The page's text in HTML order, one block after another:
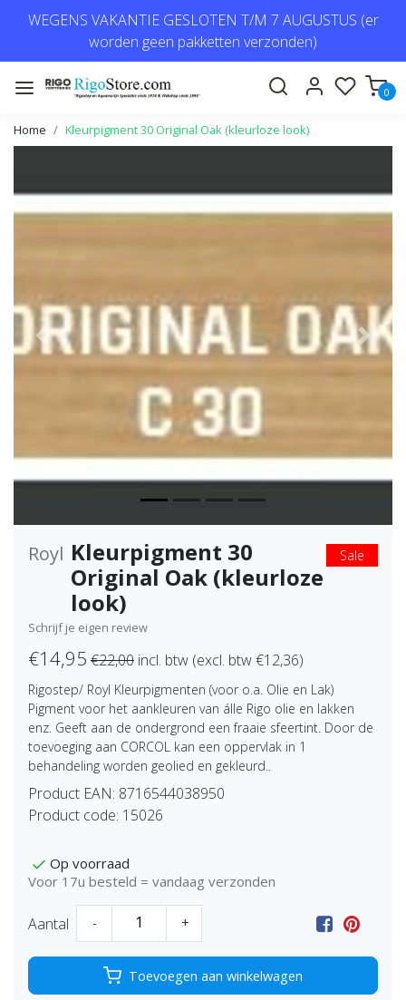
WEGENS VAKANTIE GESLOTEN T/M 7 AUGUSTUS (er
worden geen pakketten verzonden)
0
Home Kleurpigment 30 Original Oak (kleurloze look)
Vorige
Royl Kleurpigment 30
Original Oak (kleurloze
look)
Sale
Schrijf je eigen review
€14,95 €22,00 incl. btw (excl. btw €12,36)
Rigostep/ Royl Kleurpigmenten (voor o.a. Olie en Lak)
Pigment voor het aankleuren van álle Rigo olie en lakken
enz. Geeft aan de ondergrond een fraaie sfeertint. Door de
toevoeging aan CORCOL kan een oppervlak in 1
behandeling worden geolied en gekleurd..
Product EAN: 8716544038950
Product code: 15026
Op voorraad
Voor 17u besteld = vandaag verzonden
Aantal - +
Toevoegen aan winkelwagen